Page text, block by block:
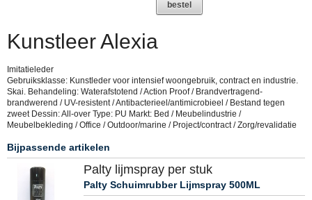
bestel
Kunstleer Alexia
Imitatieleder
Gebruiksklasse: Kunstleder voor intensief woongebruik, contract en industrie.
Skai. Behandeling: Waterafstotend / Action Proof / Brandvertragend-
brandwerend / UV-resistent / Antibacterieel/antimicrobieel / Bestand tegen
zweet Dessin: All-over Type: PU Markt: Bed / Meubelindustrie /
Meubelbekleding / Office / Outdoor/marine / Project/contract / Zorg/revalidatie
Bijpassende artikelen
Palty lijmspray per stuk
Palty Schuimrubber Lijmspray 500ML